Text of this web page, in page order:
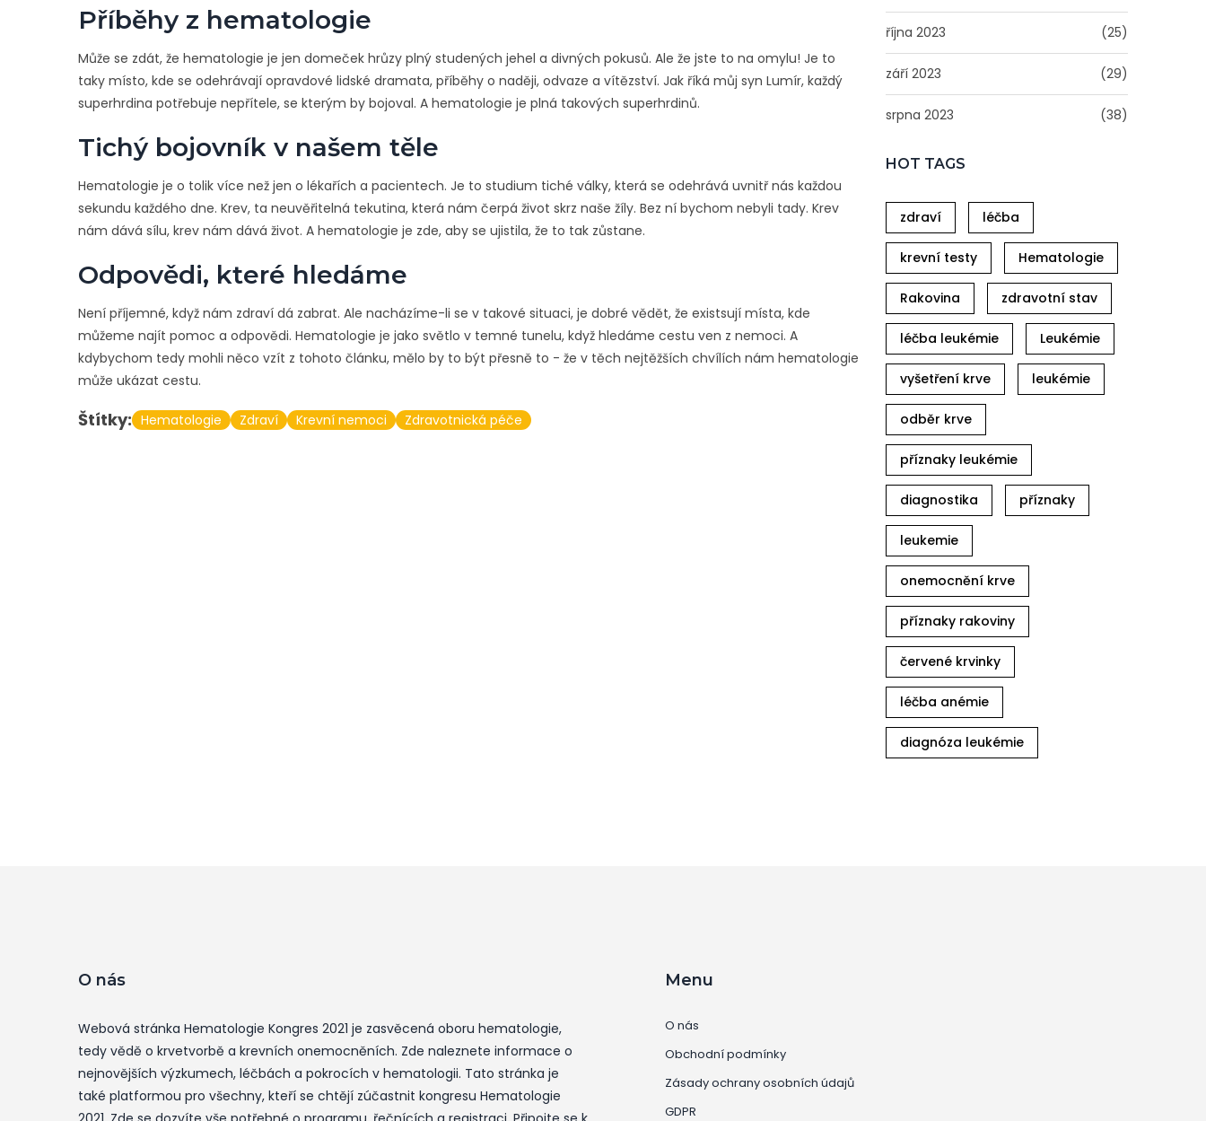
října 2023 (25)
září 2023 (29)
srpna 2023 (38)
HOT TAGS
zdraví léčba
krevní testy Hematologie
Rakovina zdravotní stav
léčba leukémie Leukémie
vyšetření krve leukémie
odběr krve
příznaky leukémie
diagnostika příznaky
leukemie
onemocnění krve
příznaky rakoviny
červené krvinky
léčba anémie
diagnóza leukémie
Příběhy z hematologie
Může se zdát, že hematologie je jen domeček hrůzy plný studených jehel a divných pokusů. Ale že jste to na omylu! Je to
taky místo, kde se odehrávají opravdové lidské dramata, příběhy o naději, odvaze a vítězství. Jak říká můj syn Lumír, každý
superhrdina potřebuje nepřítele, se kterým by bojoval. A hematologie je plná takových superhrdinů.
Tichý bojovník v našem těle
Hematologie je o tolik více než jen o lékařích a pacientech. Je to studium tiché války, která se odehrává uvnitř nás každou
sekundu každého dne. Krev, ta neuvěřitelná tekutina, která nám čerpá život skrz naše žíly. Bez ní bychom nebyli tady. Krev
nám dává sílu, krev nám dává život. A hematologie je zde, aby se ujistila, že to tak zůstane.
Odpovědi, které hledáme
Není příjemné, když nám zdraví dá zabrat. Ale nacházíme-li se v takové situaci, je dobré vědět, že existsují místa, kde
můžeme najít pomoc a odpovědi. Hematologie je jako světlo v temné tunelu, když hledáme cestu ven z nemoci. A
kdybychom tedy mohli něco vzít z tohoto článku, mělo by to být přesně to - že v těch nejtěžších chvílích nám hematologie
může ukázat cestu.
Štítky: Hematologie Zdraví Krevní nemoci Zdravotnická péče
O nás
Webová stránka Hematologie Kongres 2021 je zasvěcená oboru hematologie,
tedy vědě o krvetvorbě a krevních onemocněních. Zde naleznete informace o
nejnovějších výzkumech, léčbách a pokrocích v hematologii. Tato stránka je
také platformou pro všechny, kteří se chtějí zúčastnit kongresu Hematologie
Menu
O nás
Obchodní podmínky
Zásady ochrany osobních údajů
GDPR